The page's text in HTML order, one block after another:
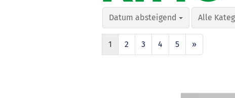
Datum absteigend Alle
1 2 3 4 5 »